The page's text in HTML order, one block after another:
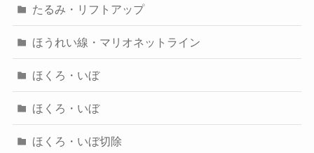
たるみ・リフトアップ
ほうれい線・マリオネットライン
ほくろ・いぼ
ほくろ・いぼ
ほくろ・いぼ切除